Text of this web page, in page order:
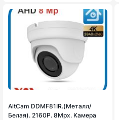
AltCam DDMF81IR.(Металл/
Белая). 2160P. 8Mpx. Камера